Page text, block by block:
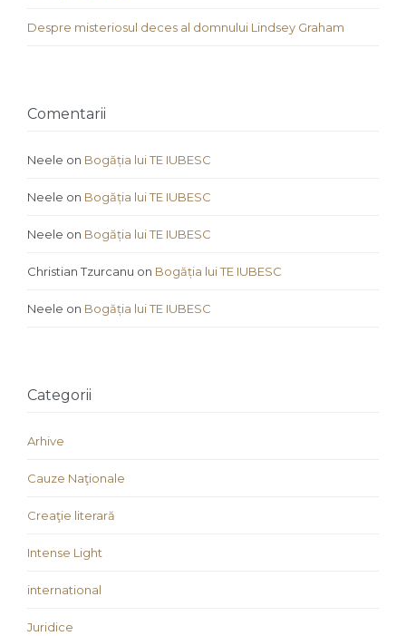
Despre misteriosul deces al domnului Lindsey Graham
Comentarii
Neele on Bogăția lui TE IUBESC
Neele on Bogăția lui TE IUBESC
Neele on Bogăția lui TE IUBESC
Christian Tzurcanu on Bogăția lui TE IUBESC
Neele on Bogăția lui TE IUBESC
Categorii
Arhive
Cauze Naţionale
Creaţie literară
Intense Light
international
Juridice